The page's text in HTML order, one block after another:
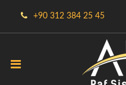
+90 312 384 25 45